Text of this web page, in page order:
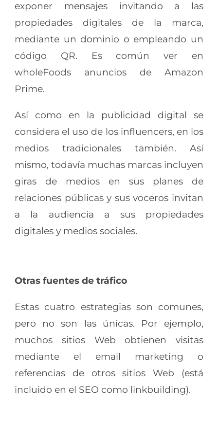
exponer mensajes invitando a las
propiedades digitales de la marca,
mediante un dominio o empleando un
código QR. Es común ver en
wholeFoods anuncios de Amazon
Prime.
Así como en la publicidad digital se
considera el uso de los influencers, en los
medios tradicionales también. Así
mismo, todavía muchas marcas incluyen
giras de medios en sus planes de
relaciones públicas y sus voceros invitan
a la audiencia a sus propiedades
digitales y medios sociales.
Otras fuentes de tráfico
Estas cuatro estrategias son comunes,
pero no son las únicas. Por ejemplo,
muchos sitios Web obtienen visitas
mediante el email marketing o
referencias de otros sitios Web (está
incluido en el SEO como linkbuilding).